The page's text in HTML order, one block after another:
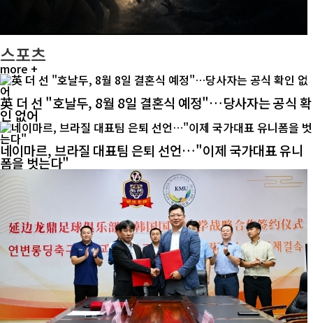
스포츠
more +
英 더 선 "호날두, 8월 8일 결혼식 예정"…당사자는 공식 확
인 없어
네이마르, 브라질 대표팀 은퇴 선언…"이제 국가대표 유니
폼을 벗는다"